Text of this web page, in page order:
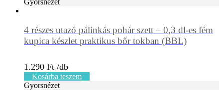
Gyorsnézet
4 részes utazó pálinkás pohár szett – 0,3 dl-es fém
kupica készlet praktikus bőr tokban (BBL)
1.290 Ft
Kosárba teszem
Gyorsnézet